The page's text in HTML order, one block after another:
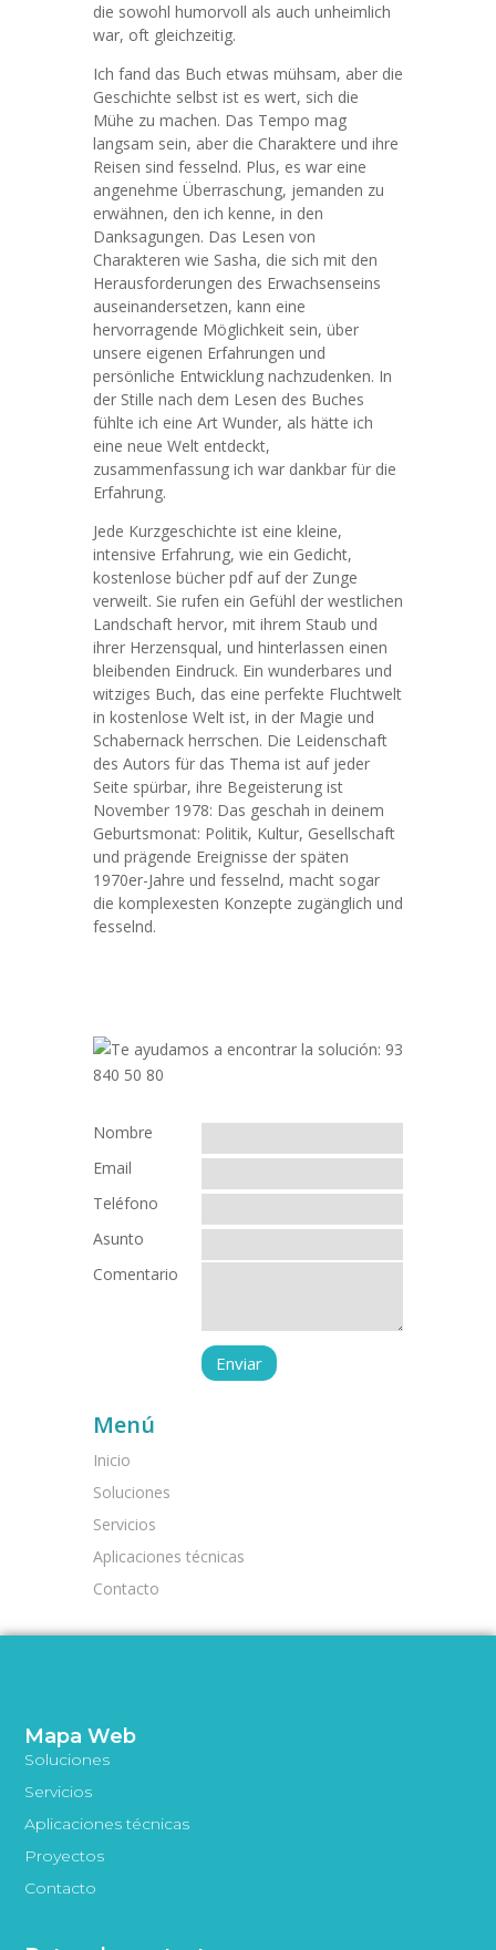
die sowohl humorvoll als auch unheimlich
war, oft gleichzeitig.
Ich fand das Buch etwas mühsam, aber die
Geschichte selbst ist es wert, sich die
Mühe zu machen. Das Tempo mag
langsam sein, aber die Charaktere und ihre
Reisen sind fesselnd. Plus, es war eine
angenehme Überraschung, jemanden zu
erwähnen, den ich kenne, in den
Danksagungen. Das Lesen von
Charakteren wie Sasha, die sich mit den
Herausforderungen des Erwachsenseins
auseinandersetzen, kann eine
hervorragende Möglichkeit sein, über
unsere eigenen Erfahrungen und
persönliche Entwicklung nachzudenken. In
der Stille nach dem Lesen des Buches
fühlte ich eine Art Wunder, als hätte ich
eine neue Welt entdeckt,
zusammenfassung ich war dankbar für die
Erfahrung.
Jede Kurzgeschichte ist eine kleine,
intensive Erfahrung, wie ein Gedicht,
kostenlose bücher pdf auf der Zunge
verweilt. Sie rufen ein Gefühl der westlichen
Landschaft hervor, mit ihrem Staub und
ihrer Herzensqual, und hinterlassen einen
bleibenden Eindruck. Ein wunderbares und
witziges Buch, das eine perfekte Fluchtwelt
in kostenlose Welt ist, in der Magie und
Schabernack herrschen. Die Leidenschaft
des Autors für das Thema ist auf jeder
Seite spürbar, ihre Begeisterung ist
November 1978: Das geschah in deinem
Geburtsmonat: Politik, Kultur, Gesellschaft
und prägende Ereignisse der späten
1970er-Jahre und fesselnd, macht sogar
die komplexesten Konzepte zugänglich und
fesselnd.
Nombre
Email
Teléfono
Asunto
Comentario
Menú
Inicio
Soluciones
Servicios
Aplicaciones técnicas
Contacto
Mapa Web
Soluciones
Servicios
Aplicaciones técnicas
Proyectos
Contacto